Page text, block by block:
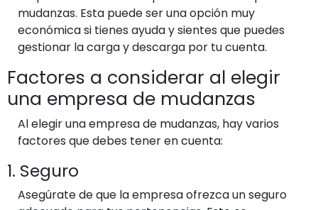
mudanzas. Esta puede ser una opción muy
económica si tienes ayuda y sientes que puedes
gestionar la carga y descarga por tu cuenta.
Factores a considerar al elegir
una empresa de mudanzas
Al elegir una empresa de mudanzas, hay varios
factores que debes tener en cuenta:
1. Seguro
Asegúrate de que la empresa ofrezca un seguro